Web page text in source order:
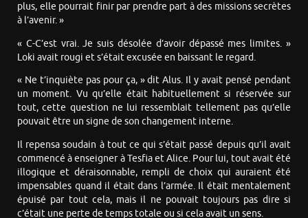
plus, elle pourrait finir par prendre part à des missions secrètes
à l’avenir. »
« C-C’est vrai. Je suis désolée d’avoir dépassé mes limites. »
Loki avait rougi et s’était excusée en baissant le regard.
« Ne t’inquiète pas pour ça, » dit Alus. Il y avait pensé pendant
un moment. Vu qu’elle était habituellement si réservée sur
tout, cette question ne lui ressemblait tellement pas qu’elle
pouvait être un signe de son changement interne.
Il repensa soudain à tout ce qui s’était passé depuis qu’il avait
commencé à enseigner à Tesfia et Alice. Pour lui, tout avait été
illogique et déraisonnable, rempli de choix qui auraient été
impensables quand il était dans l’armée. Il était mentalement
épuisé par tout cela, mais il ne pouvait toujours pas dire si
c’était une perte de temps totale ou si cela avait un sens.